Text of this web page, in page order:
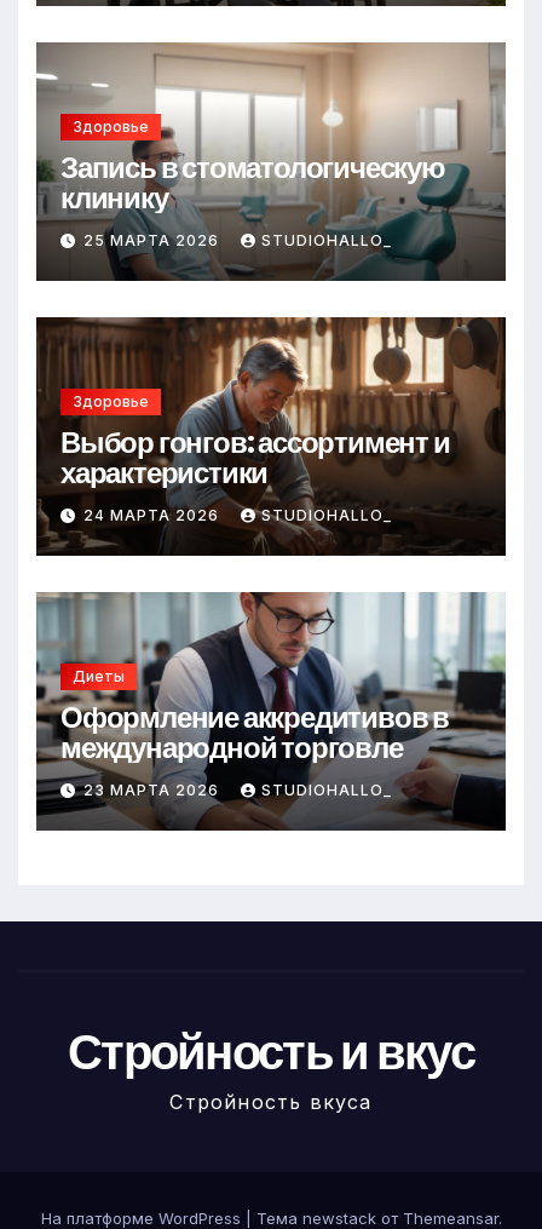
Здоровье
Запись в стоматологическую
клинику
25 МАРТА 2026 STUDIOHALLO_
Здоровье
Выбор гонгов: ассортимент и
характеристики
24 МАРТА 2026 STUDIOHALLO_
Диеты
Оформление аккредитивов в
международной торговле
23 МАРТА 2026 STUDIOHALLO_
Стройность и вкус
Стройность вкуса
На платформе WordPress Тема newstack от Themeansar.